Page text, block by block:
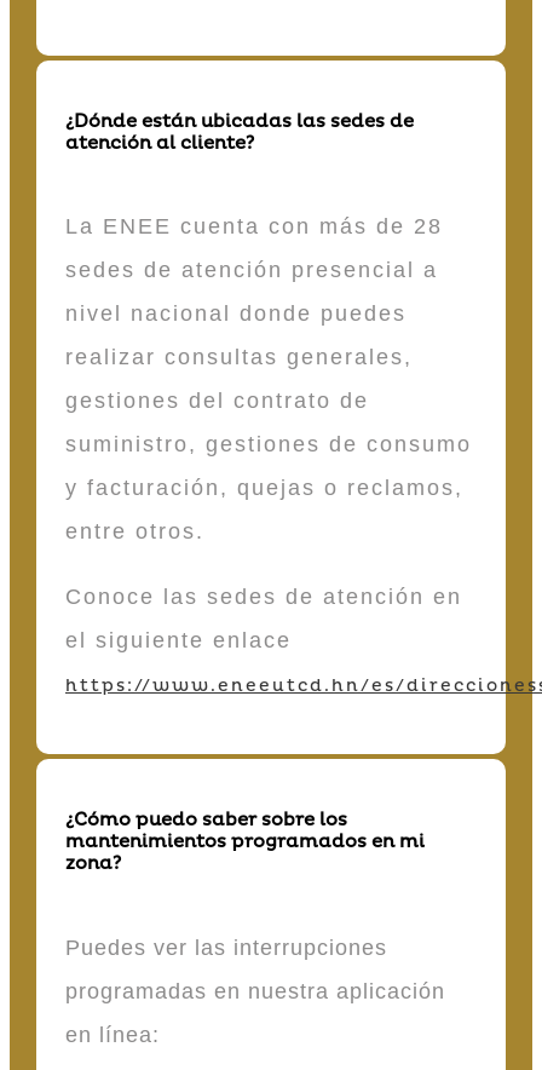
¿Dónde están ubicadas las sedes de
atención al cliente?
La ENEE cuenta con más de 28
sedes de atención presencial a
nivel nacional donde puedes
realizar consultas generales,
gestiones del contrato de
suministro, gestiones de consumo
y facturación, quejas o reclamos,
entre otros.
Conoce las sedes de atención en
el siguiente enlace
https://www.eneeutcd.hn/es/
¿Cómo puedo saber sobre los
mantenimientos programados en mi
zona?
Puedes ver las interrupciones
programadas en nuestra aplicación
en línea: